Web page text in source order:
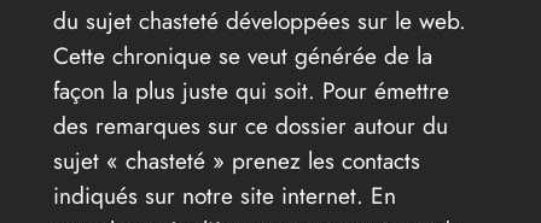
du sujet chasteté développées sur le web.
Cette chronique se veut générée de la
façon la plus juste qui soit. Pour émettre
des remarques sur ce dossier autour du
sujet « chasteté » prenez les contacts
indiqués sur notre site internet. En